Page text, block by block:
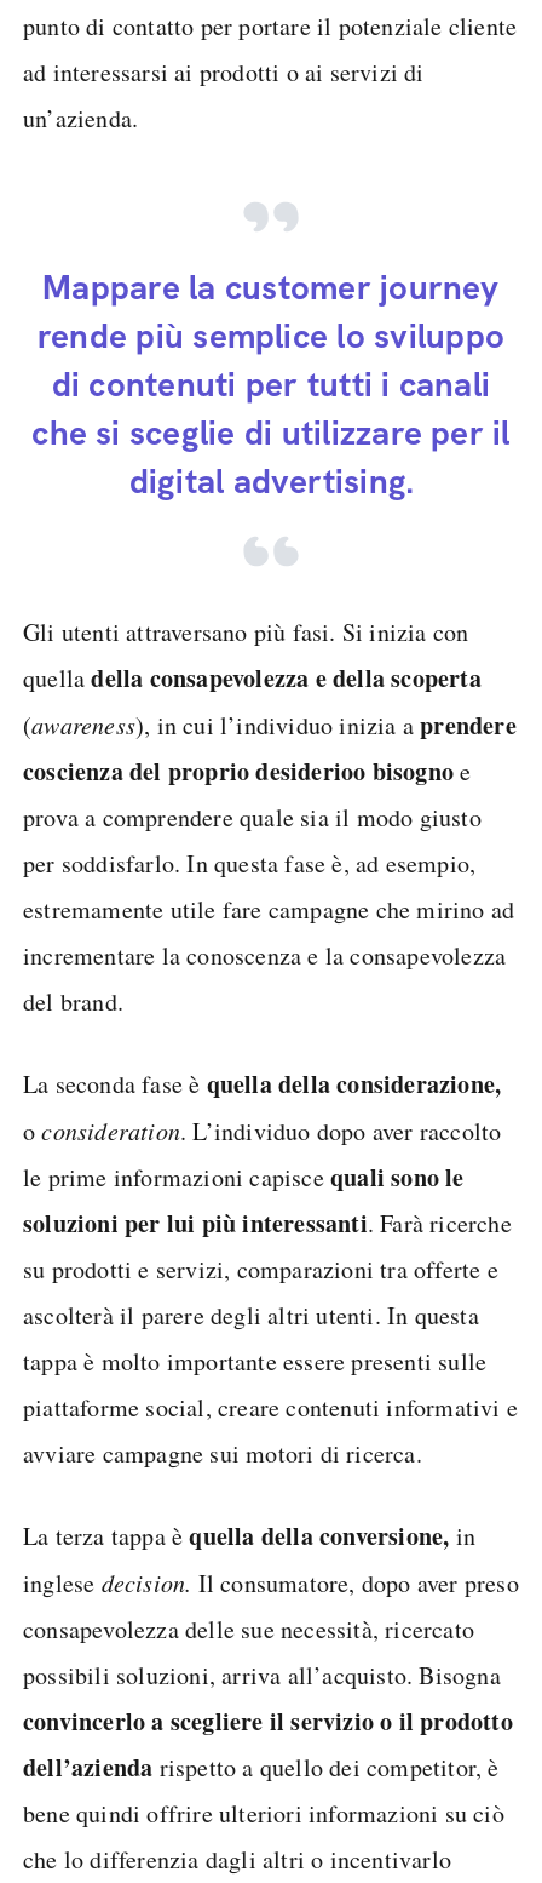
punto di contatto per portare il potenziale cliente
ad interessarsi ai prodotti o ai servizi di
un’azienda.
Mappare la customer journey
rende più semplice lo sviluppo
di contenuti per tutti i canali
che si sceglie di utilizzare per il
digital advertising.
Gli utenti attraversano più fasi. Si inizia con
quelladella consapevolezza e della scoperta
(awareness), in cui l’individuo inizia aprendere
coscienza del proprio desiderioo bisognoe
prova a comprendere quale sia il modo giusto
per soddisfarlo. In questa fase è, ad esempio,
estremamente utile fare campagne che mirino ad
incrementare la conoscenza e la consapevolezza
del brand.
La seconda fase è quella della considerazione,
oconsideration. L’individuo dopo aver raccolto
le prime informazioni capiscequali sono le
soluzioni per lui più interessanti. Farà ricerche
su prodotti e servizi, comparazioni tra offerte e
ascolterà il parere degli altri utenti. In questa
tappa è molto importante essere presenti sulle
piattaforme social, creare contenuti informativi e
avviare campagne sui motori di ricerca.
La terza tappa èquella della conversione, in
inglese decision. Il consumatore, dopo aver preso
consapevolezza delle sue necessità, ricercato
possibili soluzioni, arriva all’acquisto. Bisogna
convincerlo a scegliere il servizio o il prodotto
dell’azienda rispetto a quello dei competitor, è
bene quindi offrire ulteriori informazioni su ciò
che lo differenzia dagli altri o incentivarlo